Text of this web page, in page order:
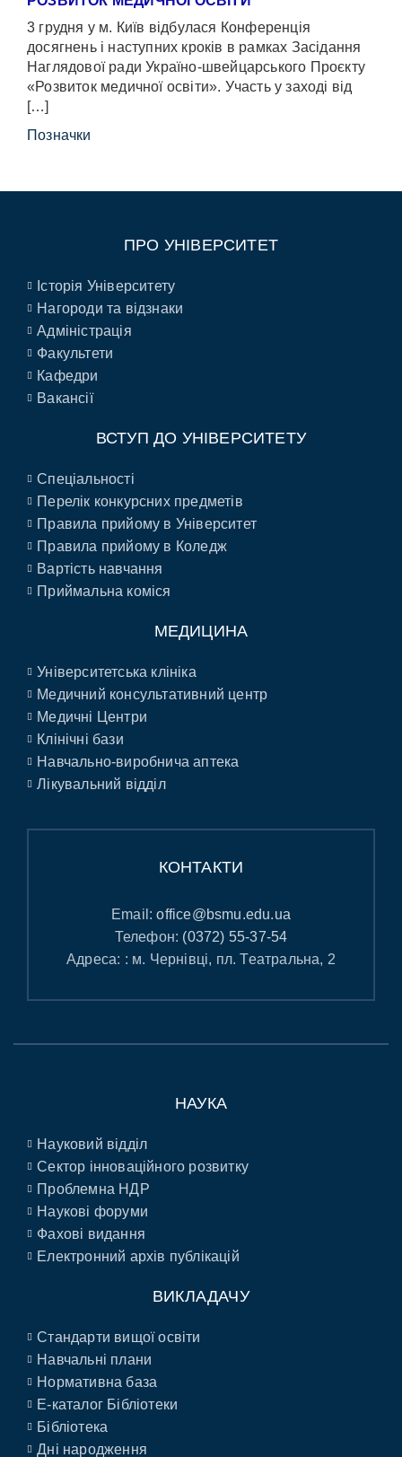
3 грудня у м. Київ відбулася Конференція
досягнень і наступних кроків в рамках Засідання
Наглядової ради Україно-швейцарського Проєкту
«Розвиток медичної освіти». Участь у заході від
[…]
Позначки
ПРО УНІВЕРСИТЕТ
Історія Університету
Нагороди та відзнаки
Адміністрація
Факультети
Кафедри
Вакансії
ВСТУП ДО УНІВЕРСИТЕТУ
Спеціальності
Перелік конкурсних предметів
Правила прийому в Університет
Правила прийому в Коледж
Вартість навчання
Приймальна коміся
МЕДИЦИНА
Університетська клініка
Медичний консультативний центр
Медичні Центри
Клінічні бази
Навчально-виробнича аптека
Лікувальний відділ
КОНТАКТИ
Email:office@bsmu.edu.ua
Телефон: (0372) 55-37-54
Адреса: : м. Чернівці, пл. Театральна, 2
НАУКА
Науковий відділ
Сектор інноваційного розвитку
Проблемна НДР
Наукові форуми
Фахові видання
Електронний архів публікацій
ВИКЛАДАЧУ
Стандарти вищої освіти
Навчальні плани
Нормативна база
E-каталог Бібліотеки
Бібліотека
Дні народження